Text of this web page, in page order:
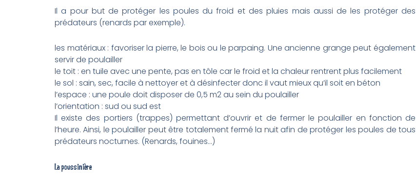
Il a pour but de protéger les poules du froid et des pluies mais aussi de les protéger des
prédateurs (renards par exemple).
les matériaux : favoriser la pierre, le bois ou le parpaing. Une ancienne grange peut également
servir de poulailler
le toit : en tuile avec une pente, pas en tôle car le froid et la chaleur rentrent plus facilement
le sol : sain, sec, facile à nettoyer et à désinfecter donc il vaut mieux qu’il soit en béton
l’espace : une poule doit disposer de 0,5 m2 au sein du poulailler
l’orientation : sud ou sud est
Il existe des portiers (trappes) permettant d’ouvrir et de fermer le poulailler en fonction de
l’heure. Ainsi, le poulailler peut être totalement fermé la nuit afin de protéger les poules de tous
prédateurs nocturnes. (Renards, fouines…)
La poussinière